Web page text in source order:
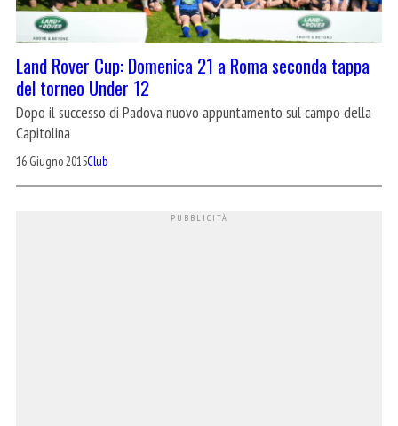
Land Rover Cup: Domenica 21 a Roma seconda tappa
del torneo Under 12
Dopo il successo di Padova nuovo appuntamento sul campo della
Capitolina
16 Giugno 2015Club